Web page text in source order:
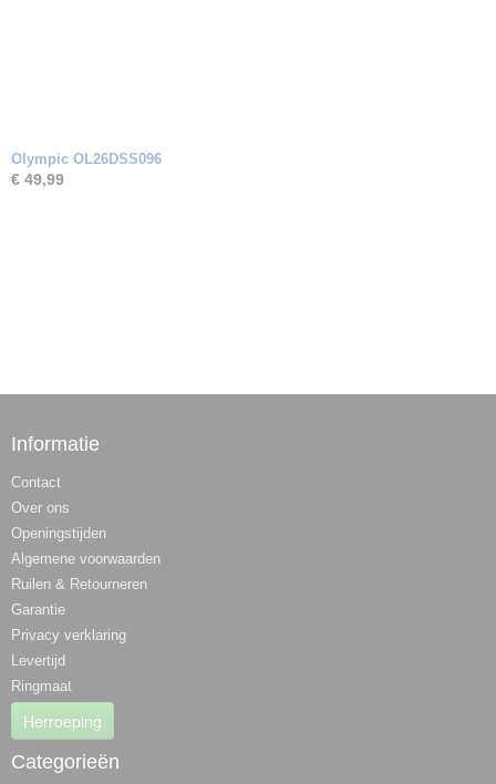
Olympic OL26DSS096
€ 49,99
Informatie
Contact
Over ons
Openingstijden
Algemene voorwaarden
Ruilen & Retourneren
Garantie
Privacy verklaring
Levertijd
Ringmaat
Herroeping
Categorieën